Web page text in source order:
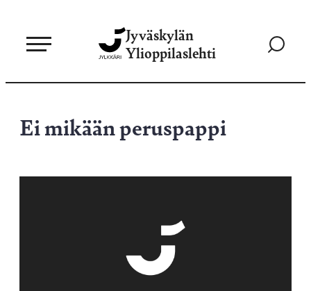
sisältöön
Jyväskylän
Ylioppilaslehti
Siirry
Ei mikään peruspappi